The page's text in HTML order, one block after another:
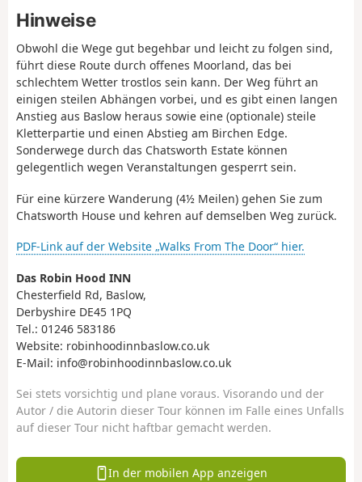
Hinweise
Obwohl die Wege gut begehbar und leicht zu folgen sind,
führt diese Route durch offenes Moorland, das bei
schlechtem Wetter trostlos sein kann. Der Weg führt an
einigen steilen Abhängen vorbei, und es gibt einen langen
Anstieg aus Baslow heraus sowie eine (optionale) steile
Kletterpartie und einen Abstieg am Birchen Edge.
Sonderwege durch das Chatsworth Estate können
gelegentlich wegen Veranstaltungen gesperrt sein.
Für eine kürzere Wanderung (4½ Meilen) gehen Sie zum
Chatsworth House und kehren auf demselben Weg zurück.
PDF-Link auf der Website „Walks From The Door“ hier.
Das Robin Hood INN
Chesterfield Rd, Baslow,
Derbyshire DE45 1PQ
Tel.: 01246 583186
Website: robinhoodinnbaslow.co.uk
E-Mail: info@robinhoodinnbaslow.co.uk
Sei stets vorsichtig und plane voraus. Visorando und der
Autor / die Autorin dieser Tour können im Falle eines Unfalls
auf dieser Tour nicht haftbar gemacht werden.
In der mobilen App anzeigen